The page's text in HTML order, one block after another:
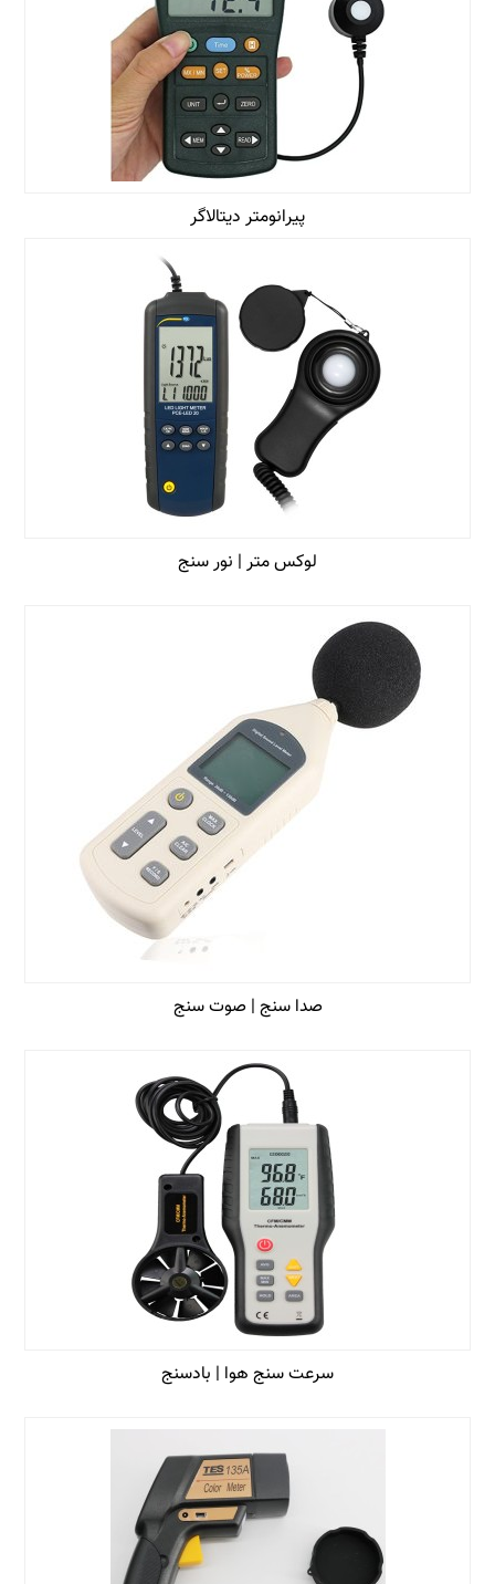
پیرانومتر دیتالاگر
لوکس متر | نور سنج
صدا سنج | صوت سنج
سرعت سنج هوا | بادسنج